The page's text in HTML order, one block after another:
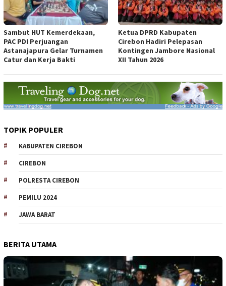
Sambut HUT Kemerdekaan,
PAC PDI Perjuangan
Astanajapura Gelar Turnamen
Catur dan Kerja Bakti
Ketua DPRD Kabupaten
Cirebon Hadiri Pelepasan
Kontingen Jambore Nasional
XII Tahun 2026
TOPIK POPULER
KABUPATEN CIREBON
CIREBON
POLRESTA CIREBON
PEMILU 2024
JAWA BARAT
BERITA UTAMA